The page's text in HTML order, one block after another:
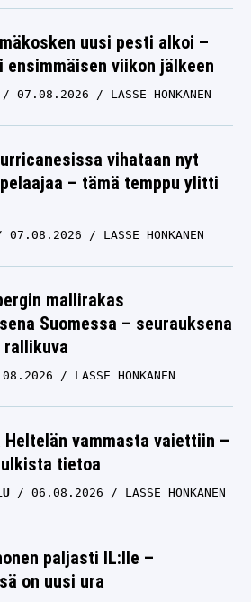
uusi pesti alkoi –
ensimmäisen viikon jälkeen
07.08.2026 LASSE HONKANEN
vihataan nyt
– tämä temppu ylitti
07.08.2026 LASSE HONKANEN
mallirakas
Suomessa – seurauksena
rallikuva
LASSE HONKANEN
Heltelän vammasta vaiettiin –
tietoa
06.08.2026 LASSE HONKANEN
paljasti IL:lle –
on uusi ura